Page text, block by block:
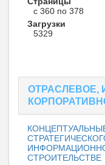
с 360 по 378
Загрузки
5329
ОТРАСЛЕВОЕ,
СТРОИТЕЛЬСТВЕ